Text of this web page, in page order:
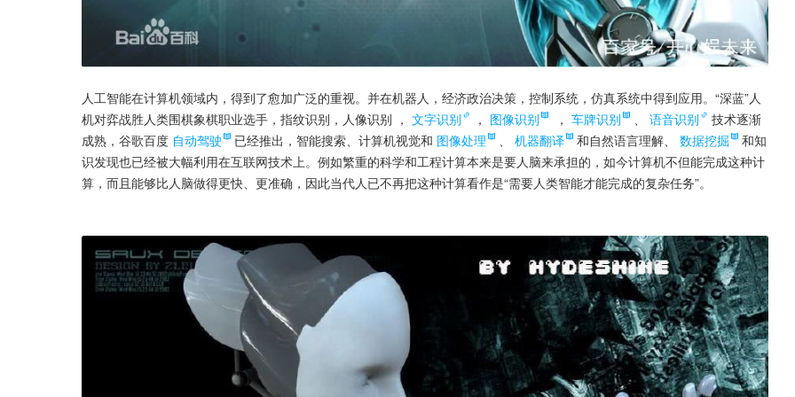
人工智能在计算机领域内，得到了愈加广泛的重视。并在机器人，经济政治决策，控制系统，仿真系统中得到应用。“深蓝”人
机对弈战胜人类围棋象棋职业选手，指纹识别，人像识别 ， 文字识别 ， 图像识别 ， 车牌识别 、 语音识别
技术逐渐
成熟，谷歌百度 自动驾驶 已经推出，智能搜索、计算机视觉和 图像处理 、 机器翻译 和自然语言理解、 数据挖掘
和知
识发现也已经被大幅利用在互联网技术上。例如繁重的科学和工程计算本来是要人脑来承担的，如今计算机不但能完成这种计
算，而且能够比人脑做得更快、更准确，因此当代人已不再把这种计算看作是“需要人类智能才能完成的复杂任务”。